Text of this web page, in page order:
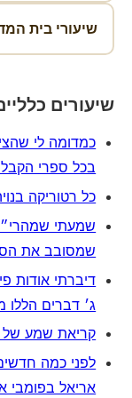
שיעורי בית
שיעורים
כמדומה לי
בכל ספרי
כל רטוריקה
שמעתי
שמסובב את
דיברתי אודות
ג׳ דברים הללו
קריאת שמע של
לפני כמה
אריאל בפומבי